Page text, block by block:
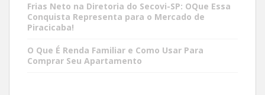
Frias Neto na Diretoria do Secovi-SP: OQue Essa
Conquista Representa para o Mercado de
Piracicaba!
O Que É Renda Familiar e Como Usar Para
Comprar Seu Apartamento